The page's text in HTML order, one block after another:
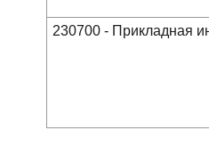
230700 - Прикладная